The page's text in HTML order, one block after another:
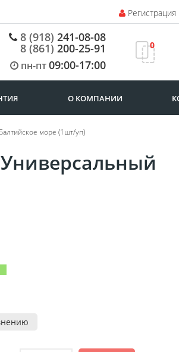
Регистрация
8 (918) 241-08-08
8 (861) 200-25-91
пн-пт09:00-17:00
0
О КОМПАНИИ
море (1шт/уп)